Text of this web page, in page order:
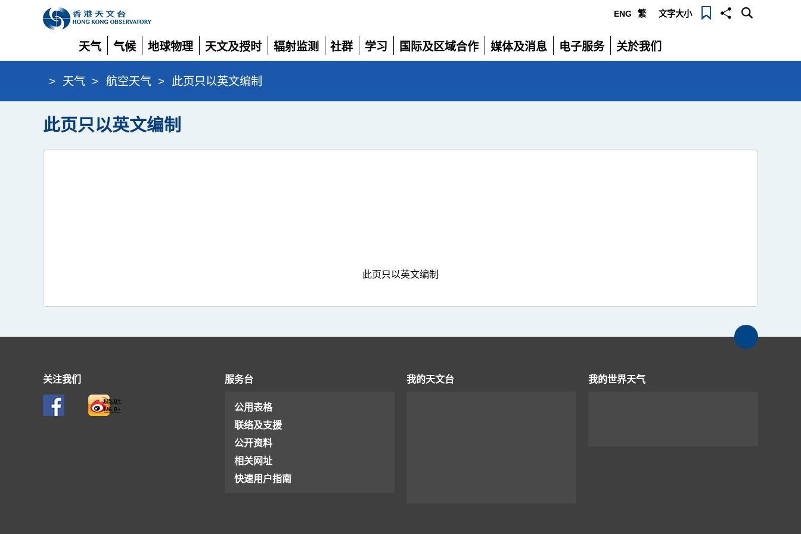
ENG 繁 文字大小
天气
展
开
气候
展
开
地球物理
展
开
天文及授时
展
开
辐射监测
展
社群
展
学习
展
国际及区域合作
展
媒体及消息
展
电子服务
展
关於我们
展
> 天气 > 航空天气 > 此页只以英文编制
此页只以英文编制
此页只以英文编制
关注我们
M5.0+
M6.0+
服务台
公用表格
联络及支援
公开资料
相关网址
快速用户指南
我的天文台 我的世界天气